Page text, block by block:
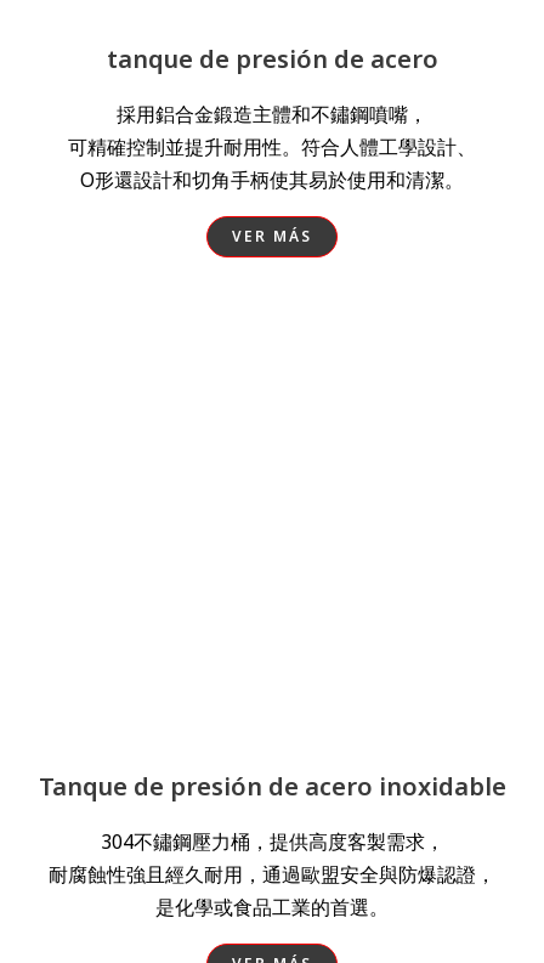
tanque de presión de acero
採用鋁合金鍛造主體和不鏽鋼噴嘴，
可精確控制並提升耐用性。符合人體工學設計、
O形還設計和切角手柄使其易於使用和清潔。
VER MÁS
Tanque de presión de acero inoxidable
304不鏽鋼壓力桶，提供高度客製需求，
耐腐蝕性強且經久耐用，通過歐盟安全與防爆認證，
是化學或食品工業的首選。